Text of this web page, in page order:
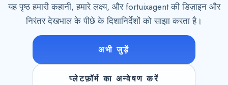
यह पृष्ठ हमारी कहानी, हमारे लक्ष्य, और fortuixagent की डिज़ाइन और
निरंतर देखभाल के पीछे के दिशानिर्देशों को साझा करता है।
अभी जुड़ें
प्लेटफ़ॉर्म का अन्वेषण करें